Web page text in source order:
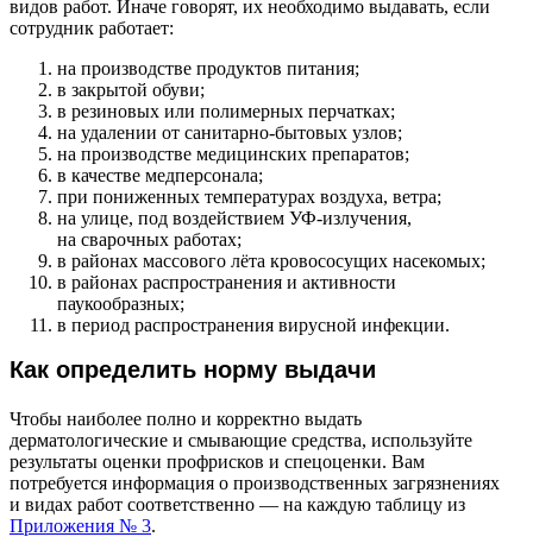
видов работ. Иначе говорят, их необходимо выдавать, если
сотрудник работает:
на производстве продуктов питания;
в закрытой обуви;
в резиновых или полимерных перчатках;
на удалении от санитарно-бытовых узлов;
на производстве медицинских препаратов;
в качестве медперсонала;
при пониженных температурах воздуха, ветра;
на улице, под воздействием УФ-излучения,
на сварочных работах;
в районах массового лёта кровососущих насекомых;
в районах распространения и активности
паукообразных;
в период распространения вирусной инфекции.
Как определить норму выдачи
Чтобы наиболее полно и корректно выдать
дерматологические и смывающие средства, используйте
результаты оценки профрисков и спецоценки. Вам
потребуется информация о производственных загрязнениях
и видах работ соответственно — на каждую таблицу из
Приложения № 3.